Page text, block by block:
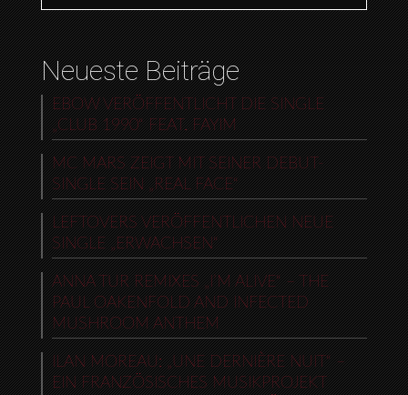
Neueste Beiträge
EBOW VERÖFFENTLICHT DIE SINGLE
„CLUB 1990“ FEAT. FAYIM
MC MARS ZEIGT MIT SEINER DEBUT-
SINGLE SEIN „REAL FACE“
LEFTOVERS VERÖFFENTLICHEN NEUE
SINGLE „ERWACHSEN“
ANNA TUR REMIXES „I’M ALIVE“ – THE
PAUL OAKENFOLD AND INFECTED
MUSHROOM ANTHEM
ILAN MOREAU: „UNE DERNIÈRE NUIT“ –
EIN FRANZÖSISCHES MUSIKPROJEKT